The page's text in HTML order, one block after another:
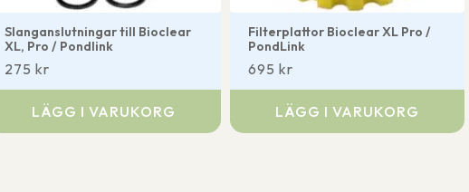
Slanganslutningar till Bioclear
XL, Pro / Pondlink
275kr
LÄGG I VARUKORG
Filterplattor Bioclear XL Pro /
PondLink
695kr
LÄGG I VARUKORG